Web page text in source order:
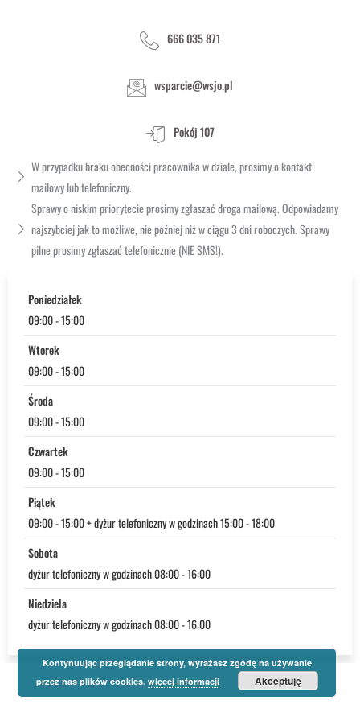
666 035 871
wsparcie@wsjo.pl
Pokój 107
W przypadku braku obecności pracownika w dziale, prosimy o kontakt
mailowy lub telefoniczny.
Sprawy o niskim priorytecie prosimy zgłaszać droga mailową. Odpowiadamy
najszybciej jak to możliwe, nie później niż w ciągu 3 dni roboczych. Sprawy
pilne prosimy zgłaszać telefonicznie (NIE SMS!).
Poniedziałek
09:00 - 15:00
Wtorek
09:00 - 15:00
Środa
09:00 - 15:00
Czwartek
09:00 - 15:00
Piątek
09:00 - 15:00 + dyżur telefoniczny w godzinach 15:00 - 18:00
Sobota
dyżur telefoniczny w godzinach 08:00 - 16:00
Niedziela
dyżur telefoniczny w godzinach 08:00 - 16:00
Kontynuując przeglądanie strony, wyrażasz zgodę na używanie
przez nas plików cookies. więcej informacji Akceptuję